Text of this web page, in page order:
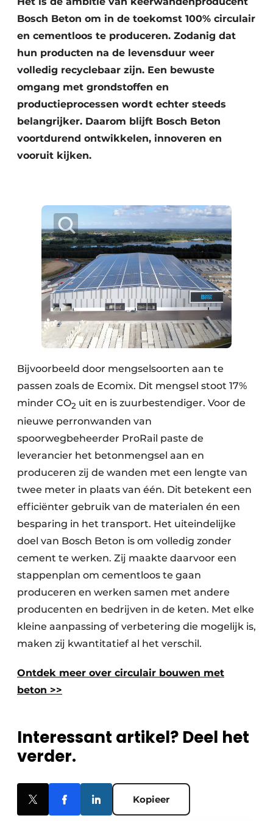
Vacatures
Video’s
Bosch Beton om in de toekomst 100% circulair
en cementloos te produceren. Zodanig dat
hun producten na de levensduur weer
volledig recyclebaar zijn. Een bewuste
omgang met grondstoffen en
productieprocessen wordt echter steeds
belangrijker. Daarom blijft Bosch Beton
voortdurend ontwikkelen, innoveren en
vooruit kijken.
Bijvoorbeeld door mengselsoorten aan te
passen zoals de Ecomix. Dit mengsel stoot 17%
minder CO2 uit en is zuurbestendiger. Voor de
nieuwe perronwanden van
spoorwegbeheerder ProRail paste de
leverancier het betonmengsel aan en
produceren zij de wanden met een lengte van
twee meter in plaats van één. Dit betekent een
efficiënter gebruik van de materialen én een
besparing in het transport. Het uiteindelijke
doel van Bosch Beton is om volledig zonder
cement te werken. Zij maakte daarvoor een
stappenplan om cementloos te gaan
produceren en werken samen met andere
producenten en bedrijven in de keten. Met elke
kleine aanpassing of verbetering die mogelijk is,
maken zij kwantitatief al het verschil.
Ontdek meer over circulair bouwen met
beton >>
Interessant artikel? Deel het
verder.
Kopieer